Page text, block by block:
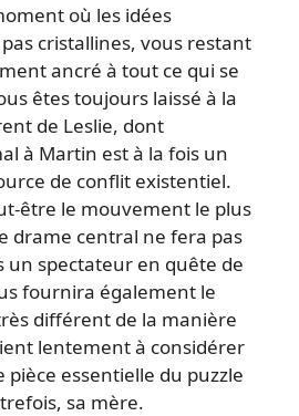
où les idées
cristallines, vous restant
ancré à tout ce qui se
êtes toujours laissé à la
de Leslie, dont
à Martin est à la fois un
de conflit existentiel.
être le mouvement le plus
drame central ne fera pas
un spectateur en quête de
fournira également le
différent de la manière
lentement à considérer
essentielle du puzzle
sa mère.